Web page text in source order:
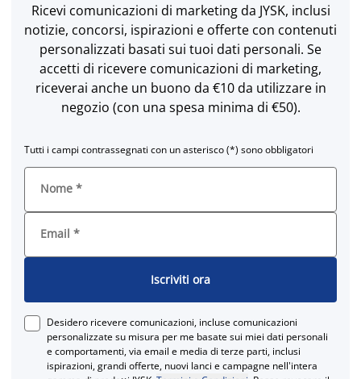
Ricevi comunicazioni di marketing da JYSK, inclusi
notizie, concorsi, ispirazioni e offerte con contenuti
personalizzati basati sui tuoi dati personali. Se
accetti di ricevere comunicazioni di marketing,
riceverai anche un buono da €10 da utilizzare in
negozio (con una spesa minima di €50).
Tutti i campi contrassegnati con un asterisco (*) sono obbligatori
Nome *
Email *
Iscriviti ora
Desidero ricevere comunicazioni, incluse comunicazioni
personalizzate su misura per me basate sui miei dati personali
e comportamenti, via email e media di terze parti, inclusi
ispirazioni, grandi offerte, nuovi lanci e campagne nell'intera